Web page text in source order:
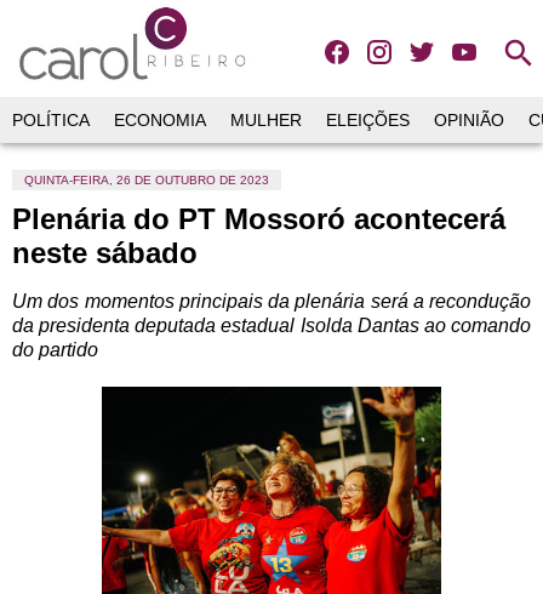
search
POLÍTICA ECONOMIA MULHER ELEIÇÕES OPINIÃO
QUINTA-FEIRA, 26 DE OUTUBRO DE 2023
Plenária do PT Mossoró acontecerá
neste sábado
Um dos momentos principais da plenária será a recondução
da presidenta deputada estadual Isolda Dantas ao comando
do partido